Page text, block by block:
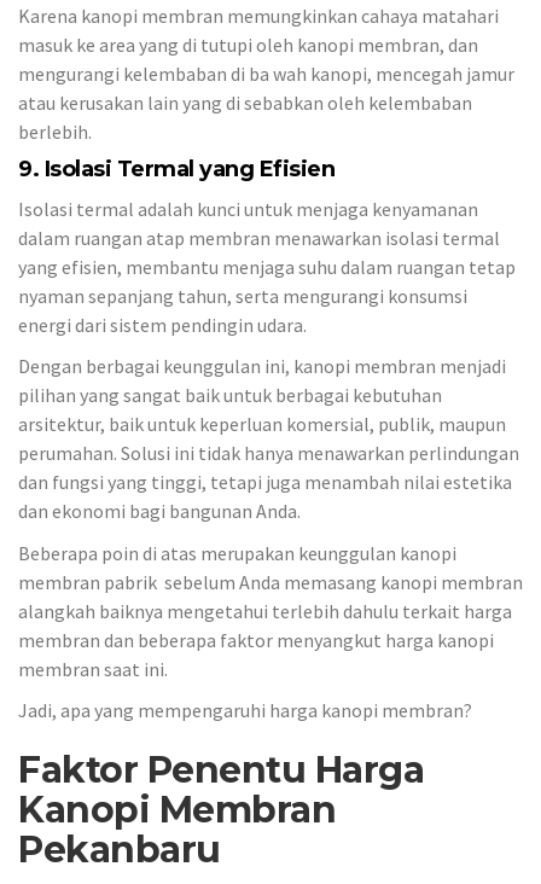
Karena kanopi membran memungkinkan cahaya matahari
masuk ke area yang di tutupi oleh kanopi membran, dan
mengurangi kelembaban di ba wah kanopi, mencegah jamur
atau kerusakan lain yang di sebabkan oleh kelembaban
berlebih.
9. Isolasi Termal yang Efisien
Isolasi termal adalah kunci untuk menjaga kenyamanan
dalam ruangan atap membran menawarkan isolasi termal
yang efisien, membantu menjaga suhu dalam ruangan tetap
nyaman sepanjang tahun, serta mengurangi konsumsi
energi dari sistem pendingin udara.
Dengan berbagai keunggulan ini, kanopi membran menjadi
pilihan yang sangat baik untuk berbagai kebutuhan
arsitektur, baik untuk keperluan komersial, publik, maupun
perumahan. Solusi ini tidak hanya menawarkan perlindungan
dan fungsi yang tinggi, tetapi juga menambah nilai estetika
dan ekonomi bagi bangunan Anda.
Beberapa poin di atas merupakan keunggulan kanopi
membran pabrik sebelum Anda memasang kanopi membran
alangkah baiknya mengetahui terlebih dahulu terkait harga
membran dan beberapa faktor menyangkut harga kanopi
membran saat ini.
Jadi, apa yang mempengaruhi harga kanopi membran?
Faktor Penentu Harga
Kanopi Membran
Pekanbaru